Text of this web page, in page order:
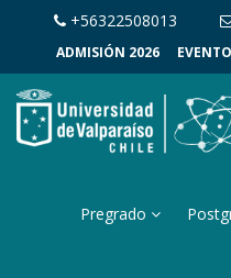
+56322508013
ADMISIÓN 2026
Pregrado